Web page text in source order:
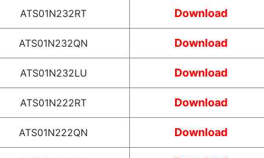
ATS01N232RT Download
ATS01N232QN Download
ATS01N232LU Download
ATS01N222RT Download
ATS01N222QN Download